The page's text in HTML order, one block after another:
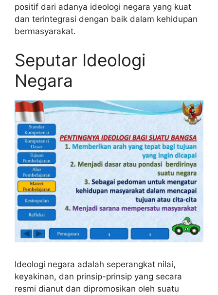
positif dari adanya ideologi negara yang kuat
dan terintegrasi dengan baik dalam kehidupan
bermasyarakat.
Seputar Ideologi
Negara
Ideologi negara adalah seperangkat nilai,
keyakinan, dan prinsip-prinsip yang secara
resmi dianut dan dipromosikan oleh suatu